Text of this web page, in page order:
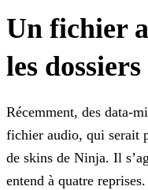
Un fichier
les
Récemment, des data-
fichier audio, qui serait
de skins de Ninja. Il
entend à quatre reprises.